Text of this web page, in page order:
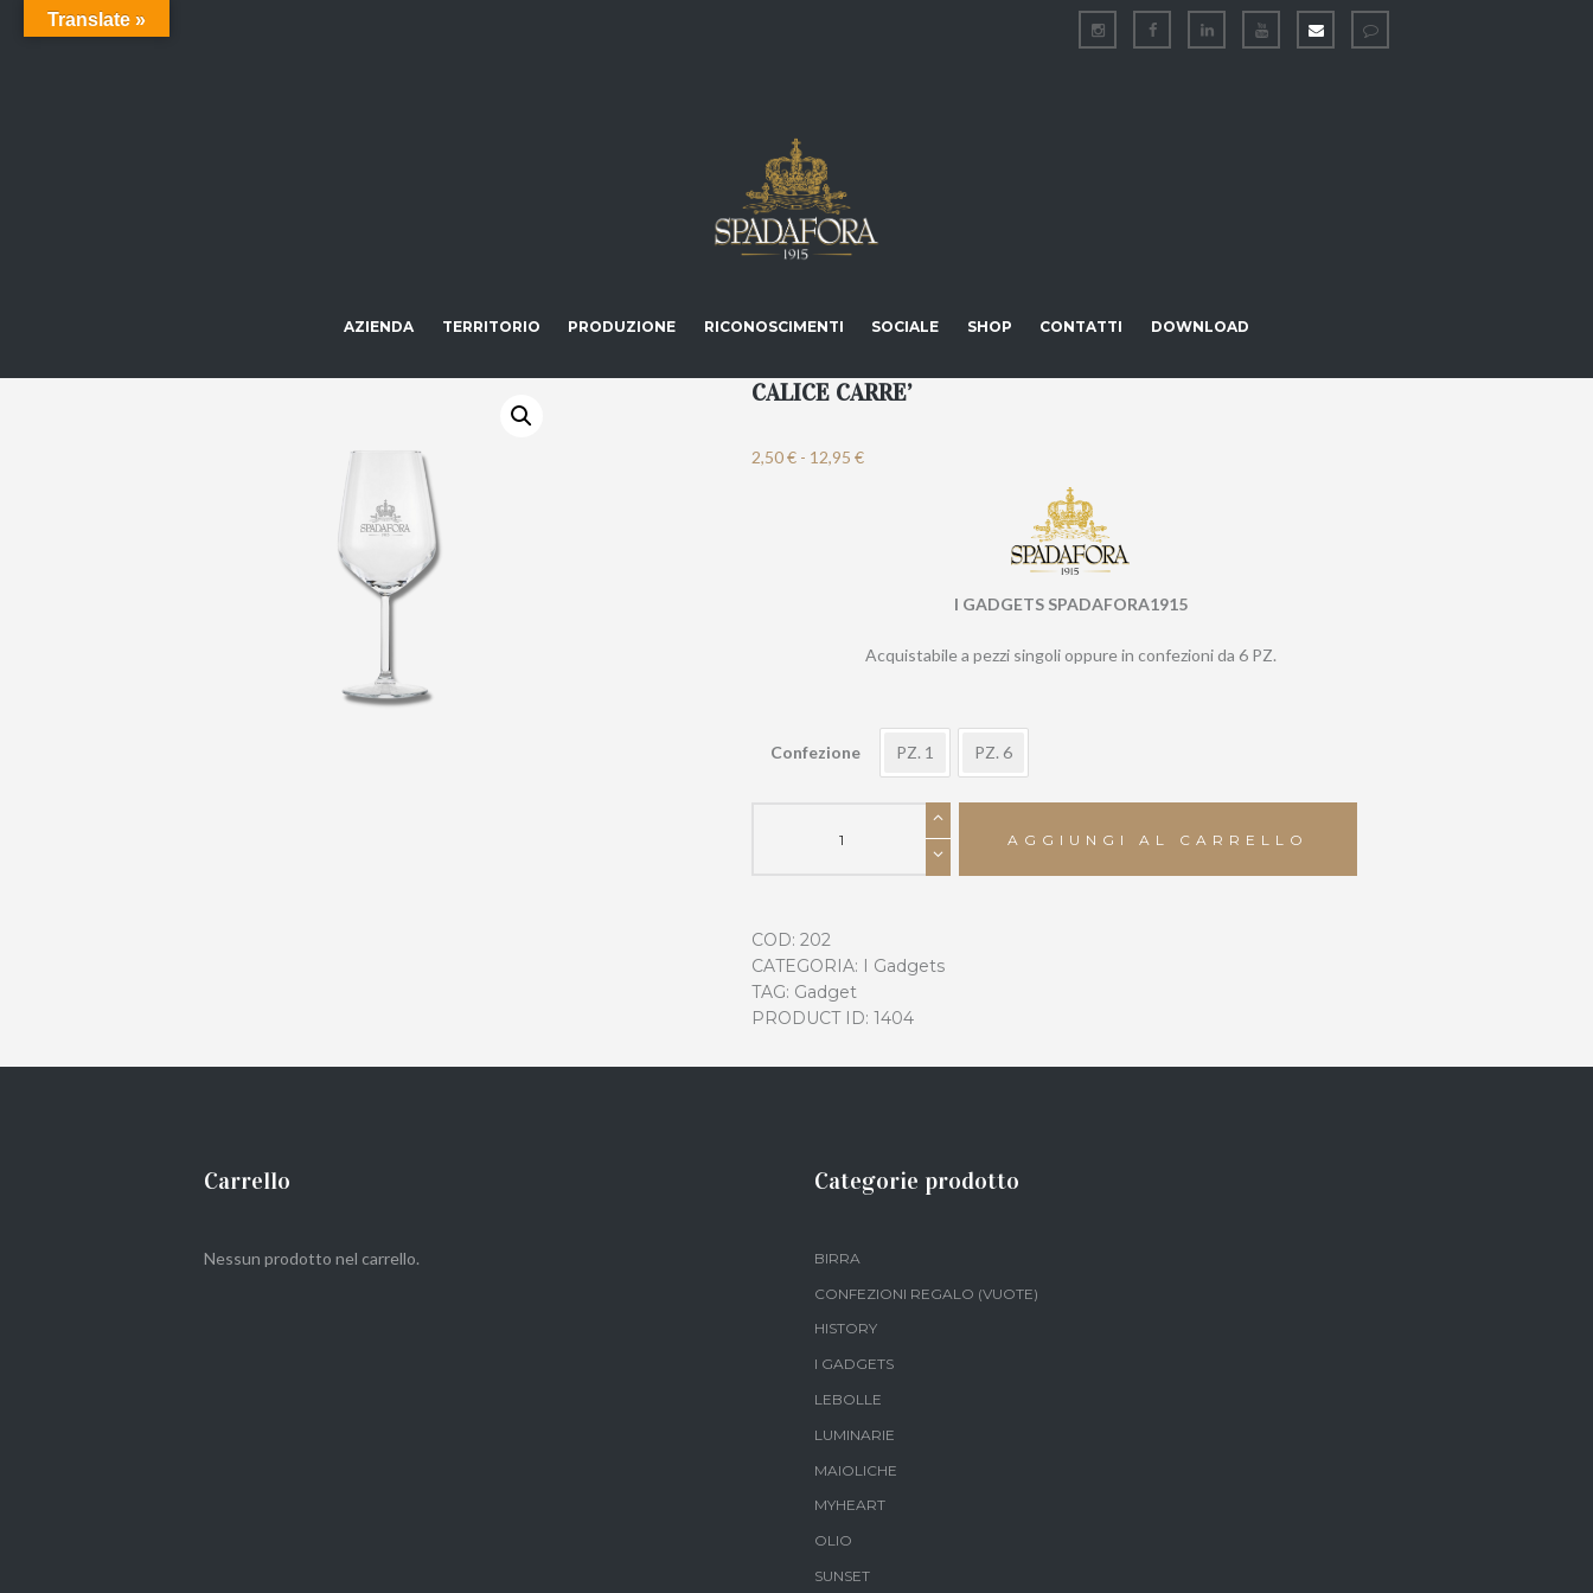
AZIENDA TERRITORIO PRODUZIONE RICONOSCIMENTI SOCIALE SHOP CONTATTI DOWNLOAD
CALICE CARRE’
2,50€ - 12,95 €Fascia
I GADGETS SPADAFORA1915
Acquistabile a pezzi singoli oppure in confezioni da 6 PZ.
Confezione PZ. 1 PZ. 6
AGGIUNGI AL CARRELLO
COD: 202
CATEGORIA:
I Gadgets
TAG: Gadget
PRODUCT ID: 1404
Carrello
Nessun prodotto nel carrello.
Categorie prodotto
BIRRA
CONFEZIONI REGALO (VUOTE)
HISTORY
I GADGETS
LEBOLLE
LUMINARIE
MAIOLICHE
MYHEART
OLIO
SUNSET
Translate »